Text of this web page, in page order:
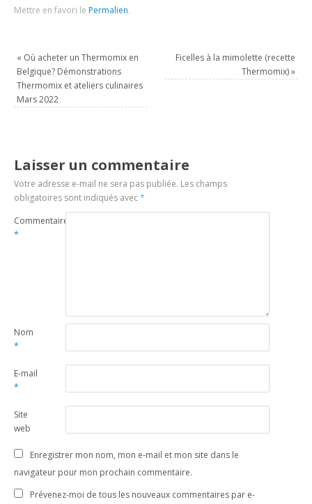
Mettre en favori le Permalien.
« Où acheter un Thermomix en
Belgique? Démonstrations
Thermomix et ateliers culinaires
Mars 2022
Ficelles à la mimolette (recette
Thermomix)»
Laisser un commentaire
Votre adresse e-mail ne sera pas publiée. Les champs
obligatoires sont indiqués avec*
Commentaire
*
Nom
*
E-mail
*
Site
web
Enregistrer mon nom, mon e-mail et mon site dans le
navigateur pour mon prochain commentaire.
Prévenez-moi de tous les nouveaux commentaires par e-